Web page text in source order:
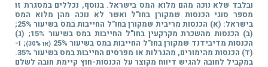
ובלבד שלא נוכה מהם מלוא המס בישראל. בנוסף, נכללים במסגרת זו
מספר סוגי הכנסות שמקורן בחו"ל ואשר לא נוכה מהן מלוא המס
בישראל: (א) הכנסות מריבית שמקורן בחו"ל החייבות במס בשיעור 25%;
(ב) הכנסות מהשכרת מקרקעין בחו"ל החייבות במס בשיעור 15%; (ג)
הכנסות מדיבידנד שמקורן בחו"ל החייבות במס בשיעור 25%
(או 30%)
; ו-
(ד) הכנסות מהימורים, מהגרלות או מפרסים החייבות במס בשיעור 35%.
במקביל לחובה להגיש דיווח מקוצר על הכנסות-חוץ קיימת חובה לשלם